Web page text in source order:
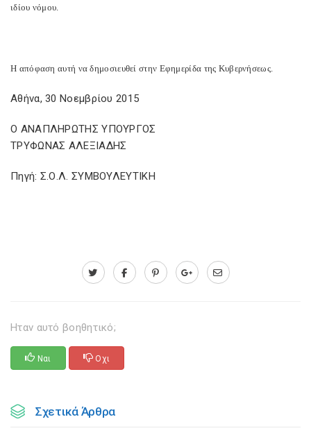
ιδίου νόμου.
Η απόφαση αυτή να δημοσιευθεί στην Εφημερίδα της Κυβερνήσεως.
Αθήνα, 30 Νοεμβρίου 2015
Ο ΑΝΑΠΛΗΡΩΤΗΣ ΥΠΟΥΡΓΟΣ
ΤΡΥΦΩΝΑΣ ΑΛΕΞΙΑΔΗΣ
Πηγή: Σ.Ο.Λ. ΣΥΜΒΟΥΛΕΥΤΙΚΗ
Ηταν αυτό βοηθητικό;
Ναι Οχι
Σχετικά Άρθρα